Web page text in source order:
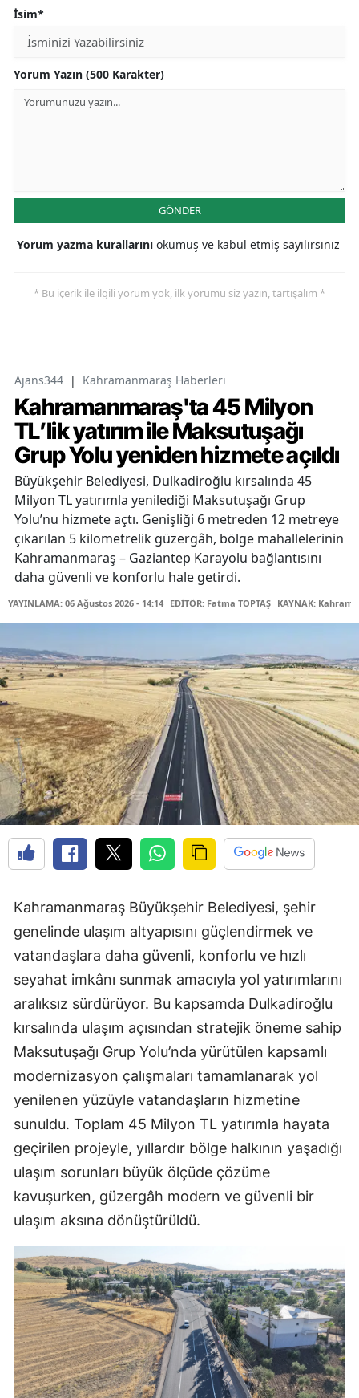
İsim*
Yorum Yazın (500 Karakter)
GÖNDER
Yorum yazma kurallarını okumuş ve kabul etmiş sayılırsınız
* Bu içerik ile ilgili yorum yok, ilk yorumu siz yazın, tartışalım *
Ajans344 | Kahramanmaraş Haberleri
Kahramanmaraş'ta 45 Milyon
TL’lik yatırım ile Maksutuşağı
Grup Yolu yeniden hizmete açıldı
Büyükşehir Belediyesi, Dulkadiroğlu kırsalında 45
Milyon TL yatırımla yenilediği Maksutuşağı Grup
Yolu’nu hizmete açtı. Genişliği 6 metreden 12 metreye
çıkarılan 5 kilometrelik güzergâh, bölge mahallelerinin
Kahramanmaraş – Gaziantep Karayolu bağlantısını
daha güvenli ve konforlu hale getirdi.
YAYINLAMA: 06 Ağustos 2026 - 14:14 EDİTÖR: Fatma TOPTAŞ KAYNAK:
Kahramanmaraş Büyükşehir Belediyesi, şehir
genelinde ulaşım altyapısını güçlendirmek ve
vatandaşlara daha güvenli, konforlu ve hızlı
seyahat imkânı sunmak amacıyla yol yatırımlarını
aralıksız sürdürüyor. Bu kapsamda Dulkadiroğlu
kırsalında ulaşım açısından stratejik öneme sahip
Maksutuşağı Grup Yolu’nda yürütülen kapsamlı
modernizasyon çalışmaları tamamlanarak yol
yenilenen yüzüyle vatandaşların hizmetine
sunuldu. Toplam 45 Milyon TL yatırımla hayata
geçirilen projeyle, yıllardır bölge halkının yaşadığı
ulaşım sorunları büyük ölçüde çözüme
kavuşurken, güzergâh modern ve güvenli bir
ulaşım aksına dönüştürüldü.